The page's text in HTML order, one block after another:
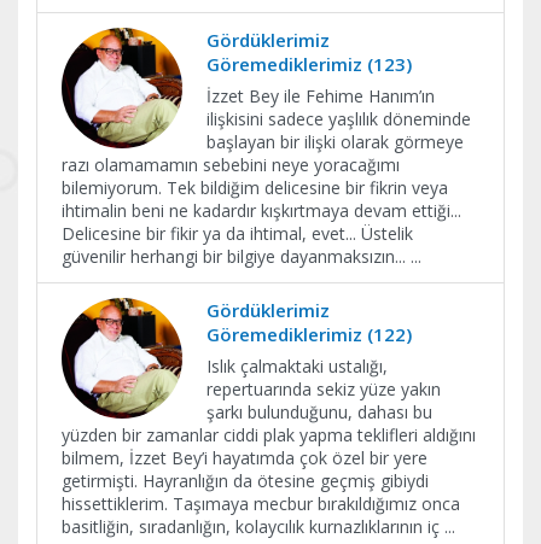
Gördüklerimiz
Göremediklerimiz (123)
İzzet Bey ile Fehime Hanım’ın
ilişkisini sadece yaşlılık döneminde
başlayan bir ilişki olarak görmeye
razı olamamamın sebebini neye yoracağımı
bilemiyorum. Tek bildiğim delicesine bir fikrin veya
ihtimalin beni ne kadardır kışkırtmaya devam ettiği...
Delicesine bir fikir ya da ihtimal, evet... Üstelik
güvenilir herhangi bir bilgiye dayanmaksızın... ...
Gördüklerimiz
Göremediklerimiz (122)
Islık çalmaktaki ustalığı,
repertuarında sekiz yüze yakın
şarkı bulunduğunu, dahası bu
yüzden bir zamanlar ciddi plak yapma teklifleri aldığını
bilmem, İzzet Bey’i hayatımda çok özel bir yere
getirmişti. Hayranlığın da ötesine geçmiş gibiydi
hissettiklerim. Taşımaya mecbur bırakıldığımız onca
basitliğin, sıradanlığın, kolaycılık kurnazlıklarının iç ...